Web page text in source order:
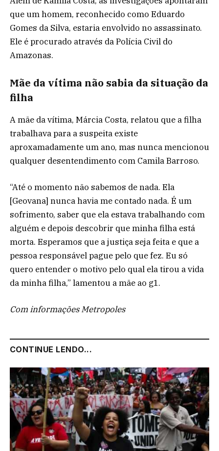
que um homem, reconhecido como Eduardo
Gomes da Silva, estaria envolvido no assassinato.
Ele é procurado através da Polícia Civil do
Amazonas.
Mãe da vítima não sabia da situação da
filha
A mãe da vítima, Márcia Costa, relatou que a filha
trabalhava para a suspeita existe
aproxamadamente um ano, mas nunca mencionou
qualquer desentendimento com Camila Barroso.
“Até o momento não sabemos de nada. Ela
[Geovana] nunca havia me contado nada. É um
sofrimento, saber que ela estava trabalhando com
alguém e depois descobrir que minha filha está
morta. Esperamos que a justiça seja feita e que a
pessoa responsável pague pelo que fez. Eu só
quero entender o motivo pelo qual ela tirou a vida
da minha filha,” lamentou a mãe ao g1.
Com informações Metropoles
CONTINUE LENDO...